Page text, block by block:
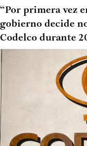
“Por primera vez
gobierno decide
Codelco durante